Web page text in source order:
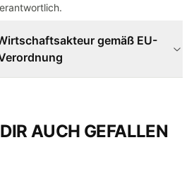
gemäß EU-
AUCH GEFALLEN